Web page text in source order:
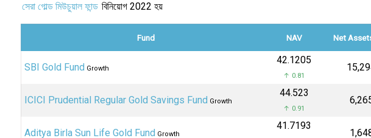
সেরা গোল্ড মিউচুয়াল ফান্ড বিনিয়োগ 2022 হয়
Fund NAV Net
SBI Gold Fund Growth
₹42.1205
↑ 0.81
ICICI Prudential Regular Gold Savings Fund Growth
₹44.523
↑ 0.91
Aditya Birla Sun Life Gold Fund Growth
₹41.7193